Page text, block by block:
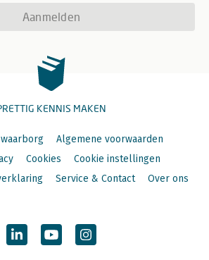
Aanmelden
KENNIS MAKEN
Algemene voorwaarden
Cookies
Cookie instellingen
Service & Contact Over ons